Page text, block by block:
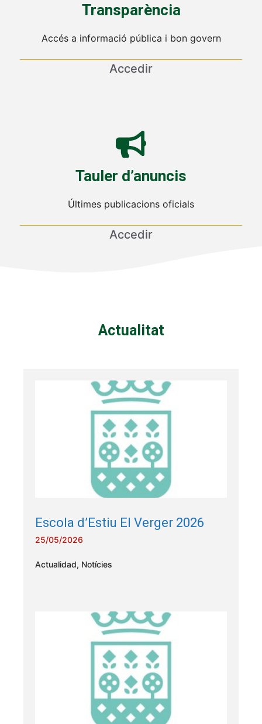
Transparència
Accés a informació pública i bon govern
Accedir
Tauler d’anuncis
Últimes publicacions oficials
Accedir
Actualitat
Escola d’Estiu El Verger 2026
25/05/2026
Actualidad, Notícies